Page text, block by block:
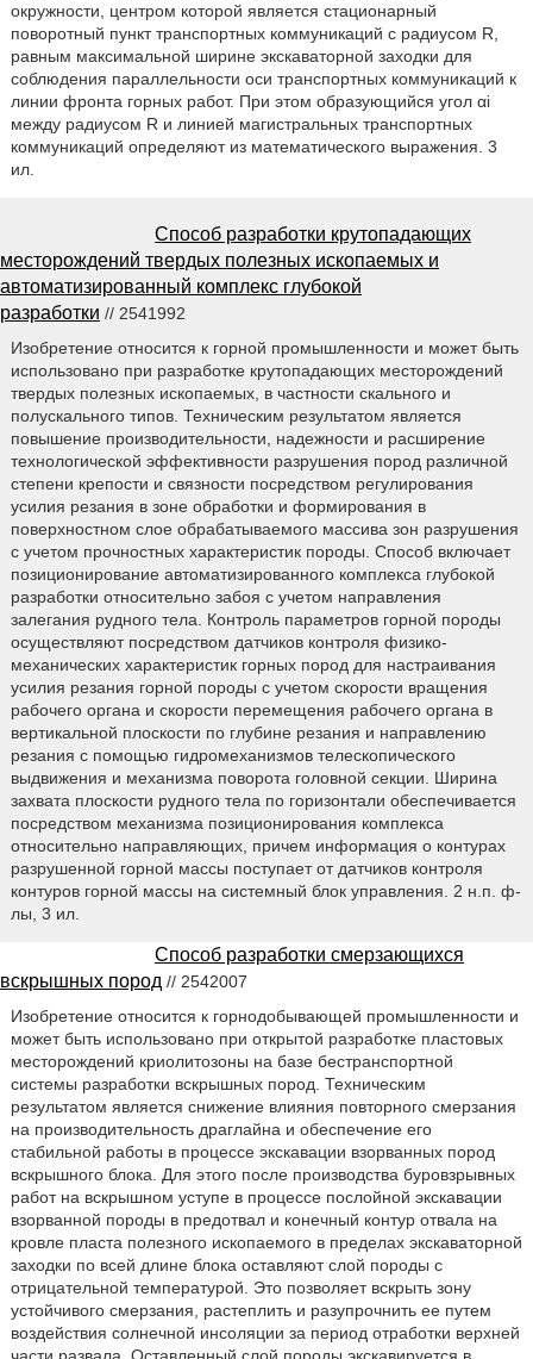
окружности, центром которой является стационарный
поворотный пункт транспортных коммуникаций с радиусом R,
равным максимальной ширине экскаваторной заходки для
соблюдения параллельности оси транспортных коммуникаций к
линии фронта горных работ. При этом образующийся угол αi
между радиусом R и линией магистральных транспортных
коммуникаций определяют из математического выражения. 3
ил.
Способ разработки крутопадающих
месторождений твердых полезных ископаемых и
автоматизированный комплекс глубокой
разработки // 2541992
Изобретение относится к горной промышленности и может быть
использовано при разработке крутопадающих месторождений
твердых полезных ископаемых, в частности скального и
полускального типов. Техническим результатом является
повышение производительности, надежности и расширение
технологической эффективности разрушения пород различной
степени крепости и связности посредством регулирования
усилия резания в зоне обработки и формирования в
поверхностном слое обрабатываемого массива зон разрушения
с учетом прочностных характеристик породы. Способ включает
позиционирование автоматизированного комплекса глубокой
разработки относительно забоя с учетом направления
залегания рудного тела. Контроль параметров горной породы
осуществляют посредством датчиков контроля физико-
механических характеристик горных пород для настраивания
усилия резания горной породы с учетом скорости вращения
рабочего органа и скорости перемещения рабочего органа в
вертикальной плоскости по глубине резания и направлению
резания с помощью гидромеханизмов телескопического
выдвижения и механизма поворота головной секции. Ширина
захвата плоскости рудного тела по горизонтали обеспечивается
посредством механизма позиционирования комплекса
относительно направляющих, причем информация о контурах
разрушенной горной массы поступает от датчиков контроля
контуров горной массы на системный блок управления. 2 н.п. ф-
лы, 3 ил.
Способ разработки смерзающихся
вскрышных пород // 2542007
Изобретение относится к горнодобывающей промышленности и
может быть использовано при открытой разработке пластовых
месторождений криолитозоны на базе бестранспортной
системы разработки вскрышных пород. Техническим
результатом является снижение влияния повторного смерзания
на производительность драглайна и обеспечение его
стабильной работы в процессе экскавации взорванных пород
вскрышного блока. Для этого после производства буровзрывных
работ на вскрышном уступе в процессе послойной экскавации
взорванной породы в предотвал и конечный контур отвала на
кровле пласта полезного ископаемого в пределах экскаваторной
заходки по всей длине блока оставляют слой породы с
отрицательной температурой. Это позволяет вскрыть зону
устойчивого смерзания, растеплить и разупрочнить ее путем
воздействия солнечной инсоляции за период отработки верхней